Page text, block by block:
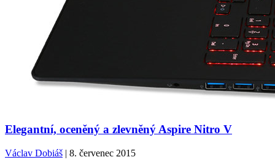
Elegantní, oceněný a zlevněný Aspire Nitro V
Václav Dobiáš | 8. červenec 2015